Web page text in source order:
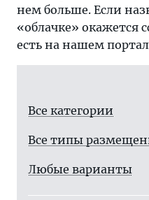
нем больше. Если
«облачке» окажется
есть на нашем
Все категории
Все типы
Любые варианты